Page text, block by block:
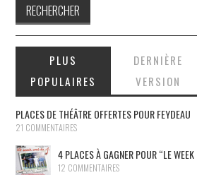
PLUS
POPULAIRES
DERNIÈRE
VERSION
PLACES DE THÉÂTRE OFFERTES POUR FEYDEAU
21 COMMENTAIRES
4 PLACES À GAGNER POUR “LE
12 COMMENTAIRES